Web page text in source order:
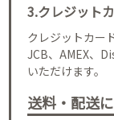
3.クレジット
クレジットカー
JCB、AMEX、
いただけます。
送料・配送